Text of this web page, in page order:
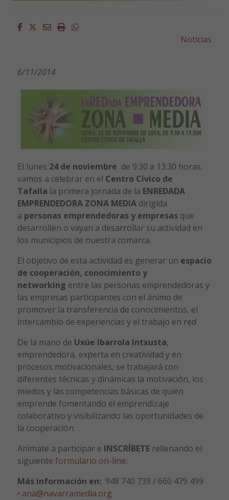
Facebook
Twitter
EmailImprimirWhatsapp
Noticias
6/11/2014
El lunes 24 de noviembre de 9:30 a 13:30 horas,
vamos a celebrar en el Centro Cívico de
Tafalla la primera jornada de la ENREDADA
EMPRENDEDORA ZONA MEDIAdirigida
a personas emprendedoras y empresasque
desarrollen o vayan a desarrollar su actividad en
los municipios de nuestra comarca.
El objetivo de esta actividad es generar un espacio
de cooperación, conocimiento y
networking entre las personas emprendedoras y
las empresas participantes con el ánimo de
promover la transferencia de conocimientos, el
intercambio de experiencias y el trabajo en red.
De la mano de Uxúe Ibarrola Intxusta,
emprendedora, experta en creatividad y en
procesos motivacionales, se trabajará con
diferentes técnicas y dinámicas la motivación, los
miedos y las competencias básicas de quién
emprende fomentando el emprendizaje
colaborativo y visibilizando las oportunidades de
la cooperación.
Anímate a participar e INSCRÍBETErellenando el
siguiente formulario on-line.
Más información en: 948 740 739 / 660 479 499
• ana@navarramedia.org